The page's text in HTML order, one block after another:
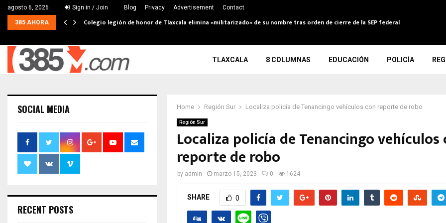
agosto 6, 2026 Sign in / Join Blog Privacy Advertisement Contact
385 AHORA Colegio legión de honor de Tlaxcala elimina «militarizado» de su nombre tras orden de cierre de la SEP federal
TLAXCALA 8 COLUMNAS EDUCACIÓN POLICÍA
Home Región Sur Localiza policía de Tenancingo vehículos con reporte de robo
Región Sur
Localiza policía de Tenancingo vehículos
reporte de robo
by admin marzo 15, 2023 0 1624
SHARE 0
SOCIAL MEDIA
RECENT POSTS